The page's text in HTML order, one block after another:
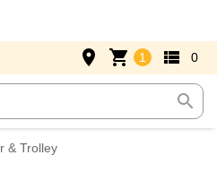
search
place shopping_cart 1 view_list 0
& Trolley